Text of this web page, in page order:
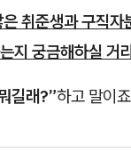
취준생과 구직
지 궁금해하실 거
길래?”하고 말이